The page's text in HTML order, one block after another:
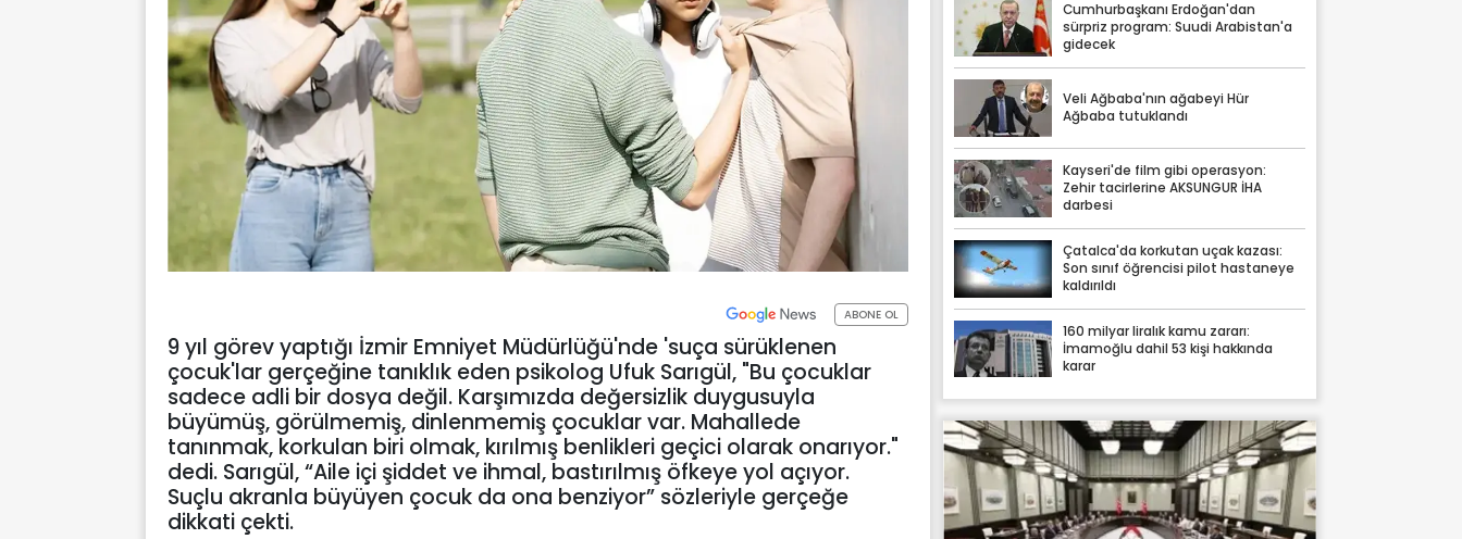
ABONE OL
9 yıl görev yaptığı İzmir Emniyet Müdürlüğü'nde 'suça sürüklenen
çocuk'lar gerçeğine tanıklık eden psikolog Ufuk Sarıgül, "Bu çocuklar
sadece adli bir dosya değil. Karşımızda değersizlik duygusuyla
büyümüş, görülmemiş, dinlenmemiş çocuklar var. Mahallede
tanınmak, korkulan biri olmak, kırılmış benlikleri geçici olarak onarıyor."
dedi. Sarıgül, “Aile içi şiddet ve ihmal, bastırılmış öfkeye yol açıyor.
Suçlu akranla büyüyen çocuk da ona benziyor” sözleriyle gerçeğe
dikkati çekti.
Cumhurbaşkanı Erdoğan'dan
sürpriz program: Suudi Arabistan'a
gidecek
Veli Ağbaba'nın ağabeyi Hür
Ağbaba tutuklandı
Kayseri'de film gibi operasyon:
Zehir tacirlerine AKSUNGUR İHA
darbesi
Çatalca'da korkutan uçak kazası:
Son sınıf öğrencisi pilot hastaneye
kaldırıldı
160 milyar liralık kamu zararı:
İmamoğlu dahil 53 kişi hakkında
karar